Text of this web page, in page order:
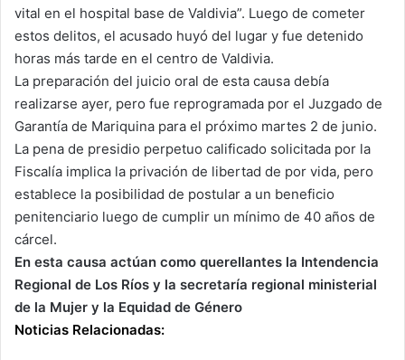
vital en el hospital base de Valdivia”. Luego de cometer
estos delitos, el acusado huyó del lugar y fue detenido
horas más tarde en el centro de Valdivia.
La preparación del juicio oral de esta causa debía
realizarse ayer, pero fue reprogramada por el Juzgado de
Garantía de Mariquina para el próximo martes 2 de junio.
La pena de presidio perpetuo calificado solicitada por la
Fiscalía implica la privación de libertad de por vida, pero
establece la posibilidad de postular a un beneficio
penitenciario luego de cumplir un mínimo de 40 años de
cárcel.
En esta causa actúan como querellantes la Intendencia
Regional de Los Ríos y la secretaría regional ministerial
de la Mujer y la Equidad de Género
Noticias Relacionadas: